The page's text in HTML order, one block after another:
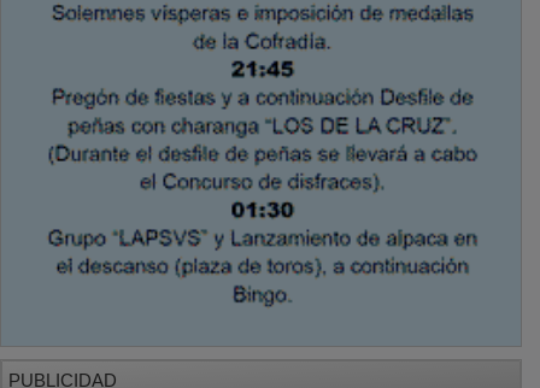
PUBLICIDAD